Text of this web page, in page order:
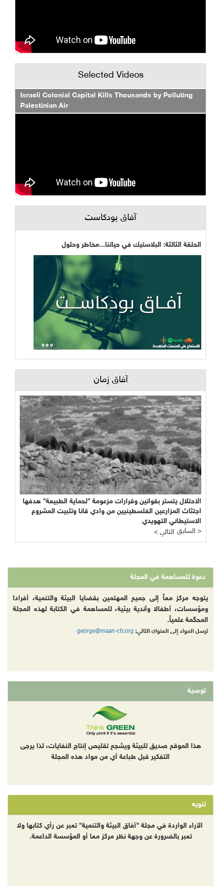
Selected Videos
Israeli Colonial Capital Kills Thousands by Polluting
Palestinian Air
آفاق بودكاست
الحلقة الثالثة: البلاستيك في حياتنا...مخاطر وحلول
آفاق زمان
الاحتلال يتستر بقوانين وقرارات مزعومة "لحماية الطبيعة" هدفها
اجتثاث المزارعين الفلسطينيين من وادي قانا وتثبيت المشروع
الاستيطاني التهويدي
< التالي
السابق >
دعوة للمساهمة في المجلة
يتوجه مركز معاً إلى جميع المهتمين بقضايا البيئة والتنمية، أفرادا
ومؤسسات، أطفالا وأندية بيئية، للمساهمة في الكتابة لهذه المجلة
المحكّمة علمياً.
ترسل المواد إلى العنوان التالي: george@maan-ctr.org
توصية
هذا الموقع صديق للبيئة ويشجع تقليص إنتاج النفايات، لذا يرجى
التفكير قبل طباعة أي من مواد هذه المجلة
تنويه
الآراء الواردة في مجلة "آفاق البيئة والتنمية" تعبر عن رأي كتابها ولا
تعبر بالضرورة عن وجهة نظر مركز معا أو المؤسسة الداعمة.